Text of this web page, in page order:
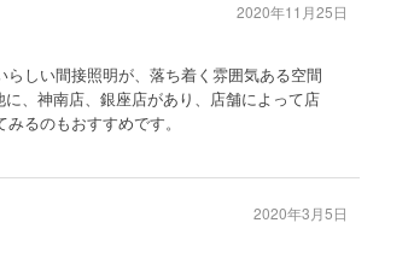
しい間接照明が、落ち着く雰囲気ある空間
、神南店、銀座店があり、店舗によって店
るのもおすすめです。
2020年11月25日
2020年3月5日